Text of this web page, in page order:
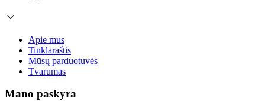
Apie mus
Tinklaraštis
Mūsų parduotuvės
Tvarumas
Mano paskyra